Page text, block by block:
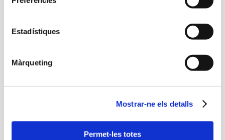
Estadístiques
Màrqueting
Mostrar-ne els detalls
Permet-les totes